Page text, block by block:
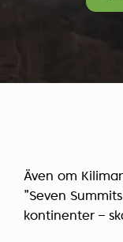
Även om
”Seven
kontinenter –